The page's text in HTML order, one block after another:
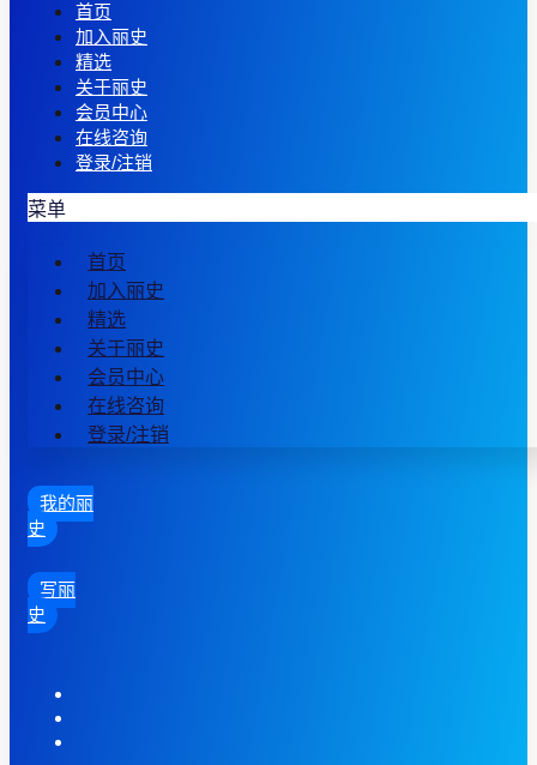
首页
加入丽史
精选
关于丽史
会员中心
在线咨询
登录/注销
菜单
首页
加入丽史
精选
关于丽史
会员中心
在线咨询
登录/注销
我的丽
史
写丽
史